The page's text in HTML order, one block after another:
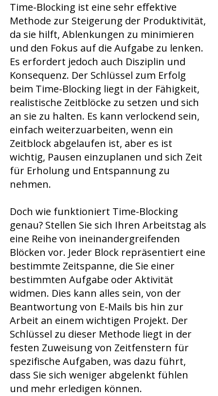
Time-Blocking ist eine sehr effektive
Methode zur Steigerung der Produktivität,
da sie hilft, Ablenkungen zu minimieren
und den Fokus auf die Aufgabe zu lenken.
Es erfordert jedoch auch Disziplin und
Konsequenz. Der Schlüssel zum Erfolg
beim Time-Blocking liegt in der Fähigkeit,
realistische Zeitblöcke zu setzen und sich
an sie zu halten. Es kann verlockend sein,
einfach weiterzuarbeiten, wenn ein
Zeitblock abgelaufen ist, aber es ist
wichtig, Pausen einzuplanen und sich Zeit
für Erholung und Entspannung zu
nehmen.
Doch wie funktioniert Time-Blocking
genau? Stellen Sie sich Ihren Arbeitstag als
eine Reihe von ineinandergreifenden
Blöcken vor. Jeder Block repräsentiert eine
bestimmte Zeitspanne, die Sie einer
bestimmten Aufgabe oder Aktivität
widmen. Dies kann alles sein, von der
Beantwortung von E-Mails bis hin zur
Arbeit an einem wichtigen Projekt. Der
Schlüssel zu dieser Methode liegt in der
festen Zuweisung von Zeitfenstern für
spezifische Aufgaben, was dazu führt,
dass Sie sich weniger abgelenkt fühlen
und mehr erledigen können.